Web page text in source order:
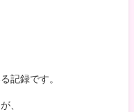
記録です。
、